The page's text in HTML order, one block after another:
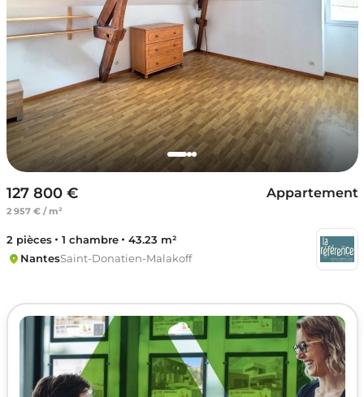
127 800 €
2 957 € / m²
Appartement
2 pièces 1 chambre
43.23 m²
NantesSaint-Donatien-Malakoff